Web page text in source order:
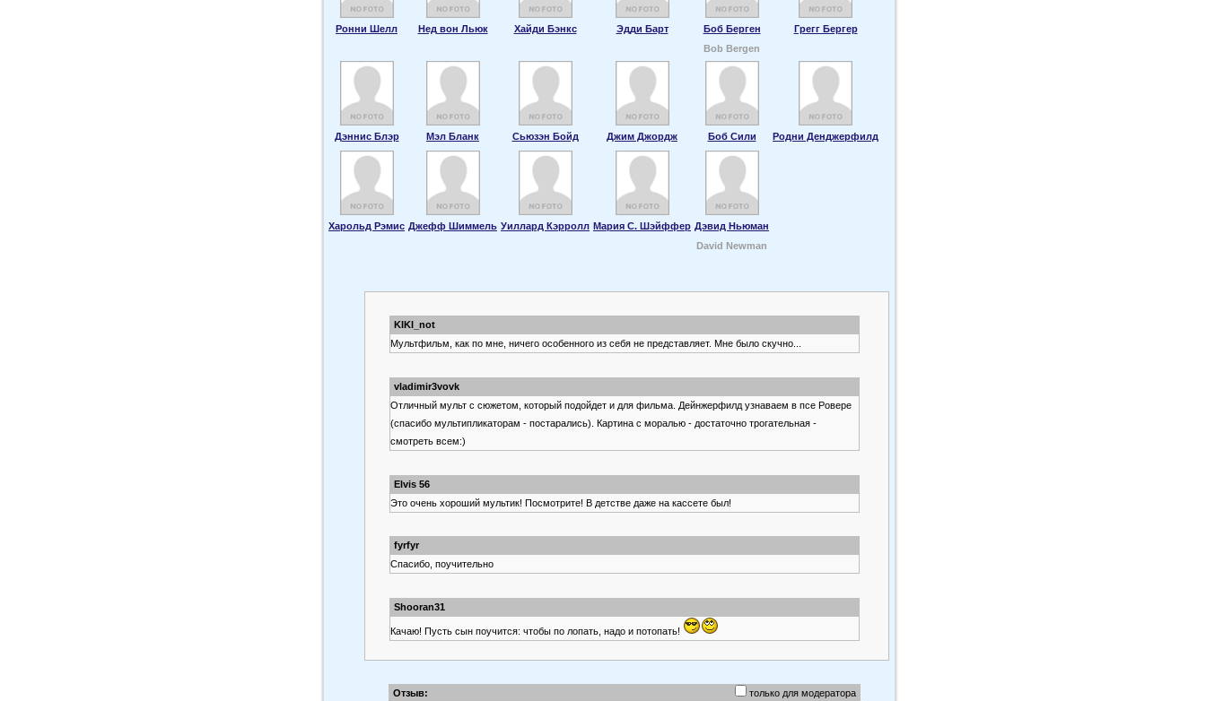
Ронни Шелл Нед вон Льюк Хайди Бэнкс Эдди Барт Боб Берген
Грегг Бергер
Bob Bergen
Дэннис Блэр Мэл Бланк Сьюзэн Бойд Джим Джордж Боб Сили Родни Денджерфилд
Харольд Рэмис Джефф Шиммель Уиллард Кэрролл Мария С. Шэйффер Дэвид Ньюман
David Newman
KIKI_not
Мультфильм, как по мне, ничего особенного из себя не представляет. Мне было скучно...
vladimir3vovk
Отличный мульт с сюжетом, который подойдет и для фильма. Дейнжерфилд узнаваем в псе Ровере
(спасибо мультипликаторам - постарались). Картина с моралью - достаточно трогательная -
смотреть всем:)
Elvis 56
Это очень хороший мультик! Посмотрите! В детстве даже на кассете был!
fyrfyr
Спасибо, поучительно
Shooran31
Качаю! Пусть сын поучится: чтобы по лопать, надо и потопать!
чудесный мультик+5
Отзыв: только для модератора